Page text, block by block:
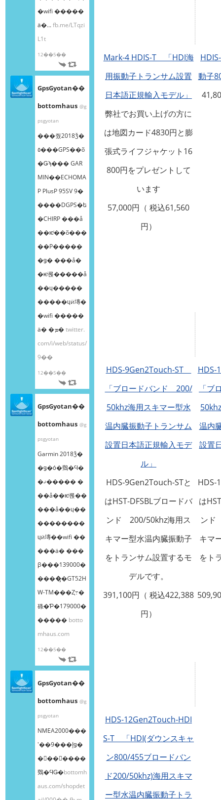
�wifi �����
ä�...fb.me/LTqzi
L1t
12��5��
GpsGyotan��
bottomhaus @g
psgyotan
���줬2018ǯ�
٥���GPS��õ
�Ǥϡ��� GAR
MIN��ECHOMA
P PlusP 95SV 9�
����DGPS�ե
�CHIRP ���å
��ѥͥ��õ���
��Ρ����ܸ�
�ǥ� ���å�
�ѥͥ롡�����å
��ɥ�����
�����ɥӥ塼�
�wifi �����
ä� �ܡ�twitter.
com/i/web/status/
9��
12��5��
GpsGyotan��
bottomhaus @g
psgyotan
Garmin 2018ǯ�
�ǥ�ȯ�䳫�Ϥ�
�ޤ����� �
��å��ѥͥ롡��
���å��ɥ��
��������
ɥӥ塼��wifi ��
���ä� ���
β���139000�
����̡�GT52H
W-TM���Ȥ߹�
碌�Ƥ�179000�
����� botto
mhaus.com
12��5��
GpsGyotan��
bottomhaus @g
psgyotan
NMEA2000���
ʽ��9���إǥ�
�󥰥��󥵡����
䳫�ϤǤ�bottomh
aus.com/shopdet
Mark-4 HDIS-T 「HDI海
用振動子トランサム設置
日本語正規輸入モデル」
弊社でお買い上げの方に
は地図カード4830円と膨
張式ライフジャケット16
800円をプレゼントして
います
57,000円（ 税込61,560
円）
動子
HDS-9Gen2Touch-ST
「ブロードバンド 200/
50khz海用スキマー型水
温内臓振動子トランサム
設置日本語正規輸入モデ
ル」
HDS-9Gen2Touch-STと
はHST-DFSBLブロードバ
ンド 200/50khz海用ス
キマー型水温内臓振動子
をトランサム設置するモ
デルです。
391,100円（ 税込422,388
円）
「
温内
設置
HDS-
は
ンド
キマ
をト
HDS-12Gen2Touch-HDI
S-T 「HDI(ダウンスキャ
ン800/455ブロードバン
ド200/50khz)海用スキマ
ー型水温内臓振動子トラ